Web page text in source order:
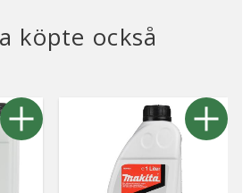
köpte också